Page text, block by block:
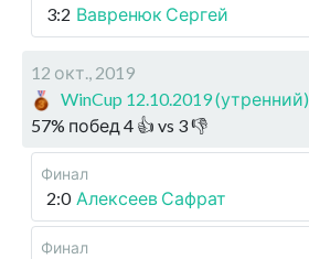
3:2 Вавренюк Сергей
12 окт., 2019
WinCup 12.10.2019 (утренний)
57% побед 4 👍 vs 3👎
Финал
2:0 Алексеев Сафрат
Финал